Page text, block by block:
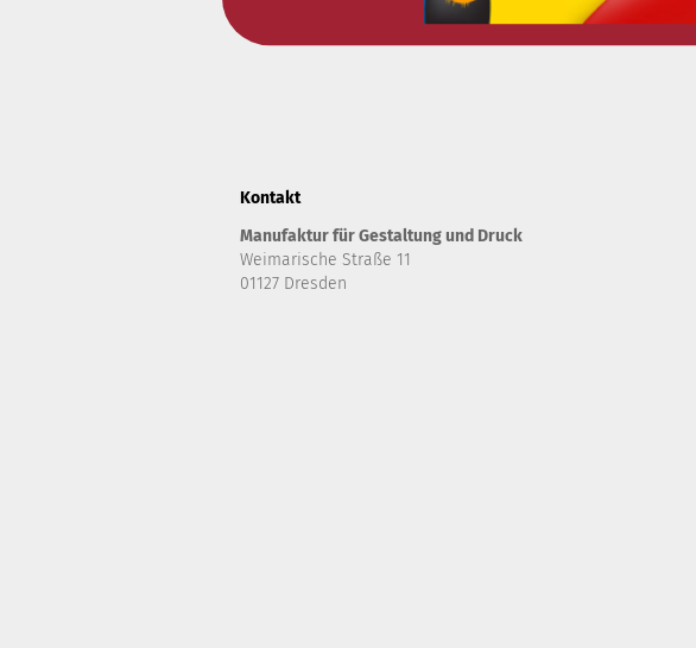
Kontakt
Manufaktur für Gestaltung und Druck
Weimarische Straße 11
01127 Dresden